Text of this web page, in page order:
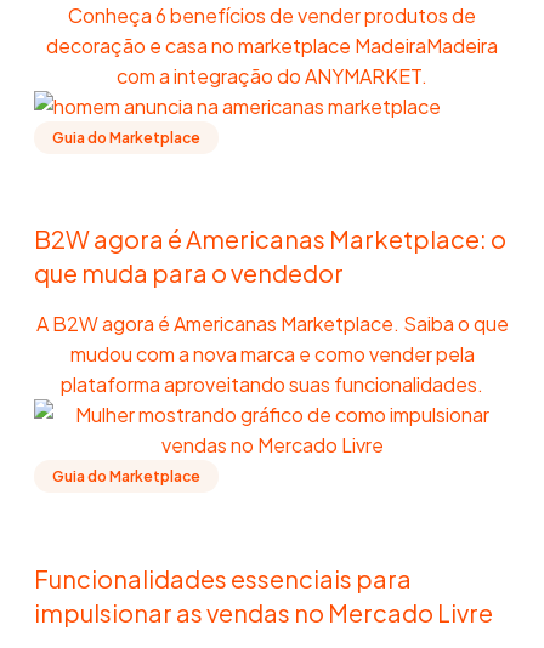
Conheça 6 benefícios de vender produtos de
decoração e casa no marketplace MadeiraMadeira
com a integração do ANYMARKET.
Guia do Marketplace
B2W agora é Americanas Marketplace: o
que muda para o vendedor
A B2W agora é Americanas Marketplace. Saiba o que
mudou com a nova marca e como vender pela
plataforma aproveitando suas funcionalidades.
Guia do Marketplace
Funcionalidades essenciais para
impulsionar as vendas no Mercado Livre